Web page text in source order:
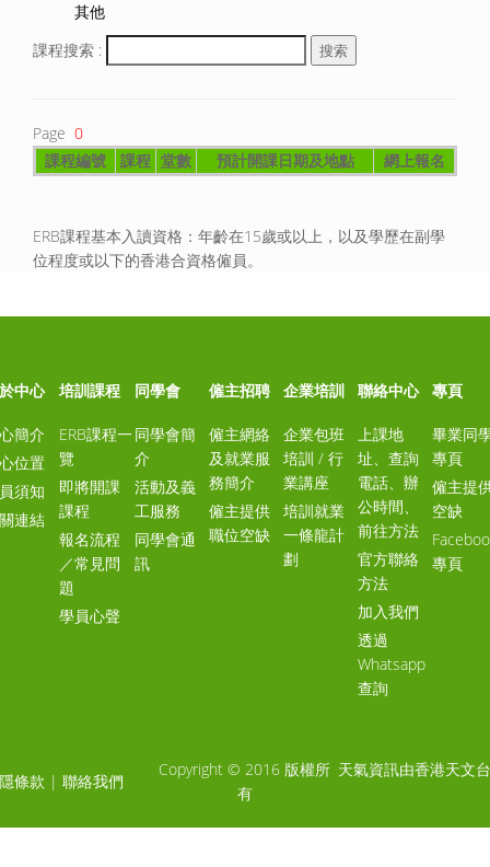
其他
課程搜索 :
Page 0
課程編號
課程 堂數 預計開課日期及地點 網上報名
ERB課程基本入讀資格：年齡在15歲或以上，以及學歷在副學
位程度或以下的香港合資格僱員。
中心
簡介
位置
須知
連結
培訓課程
ERB課程一
覽
即將開課
課程
報名流程
／常見問
題
學員心聲
同學會
同學會簡
介
活動及義
工服務
同學會通
訊
僱主招聘
僱主網絡
及就業服
務簡介
僱主提供
職位空缺
企業培訓
企業包班
培訓 / 行
業講座
培訓就業
一條龍計
劃
聯絡中心
上課地
址、查詢
電話、辦
公時間、
前往方法
官方聯絡
方法
加入我們
透過
Whatsapp
查詢
專頁
畢業同
專頁
僱主提
空缺
專頁
條款 | 聯絡我們
Copyright © 2016 版權所
有
天氣資訊由香港天文